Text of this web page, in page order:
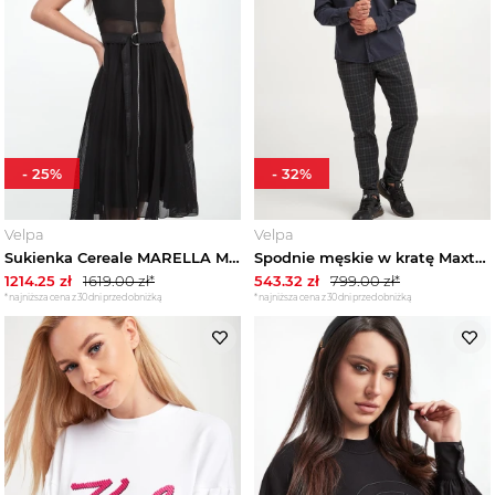
Velpa
Sukienka Cereale MARELLA MONOCHROME
1214.25 zł 1619.00zł*
*najniższa cena z 30 dni przed obniżką
- 25%
Velpa
Spodnie męskie w kratę Maxton3-W JOOP! JEANS
543.32 zł 799.00zł*
*najniższa cena z 30 dni przed obniżką
- 32%